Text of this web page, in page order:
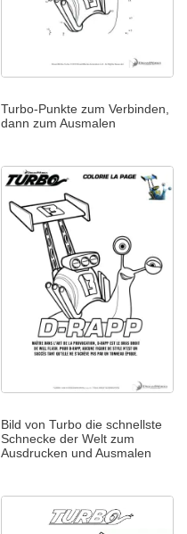
Turbo-Punkte zum Verbinden,
dann zum Ausmalen
Bild von Turbo die schnellste
Schnecke der Welt zum
Ausdrucken und Ausmalen